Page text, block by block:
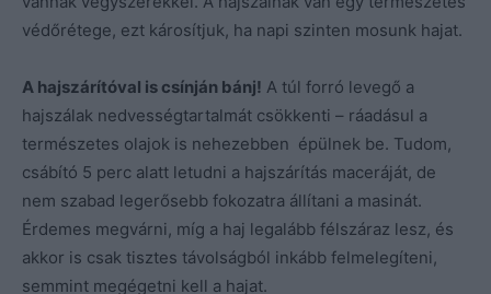
védőrétege, ezt károsítjuk, ha napi szinten mosunk hajat.
A hajszárítóval is csínján bánj! A túl forró levegő a
hajszálak nedvességtartalmát csökkenti – ráadásul a
természetes olajok is nehezebben épülnek be. Tudom,
csábító 5 perc alatt letudni a hajszárítás maceráját, de
nem szabad legerősebb fokozatra állítani a masinát.
Érdemes megvárni, míg a haj legalább félszáraz lesz, és
akkor is csak tisztes távolságból inkább felmelegíteni,
semmint megégetni kell a hajat.